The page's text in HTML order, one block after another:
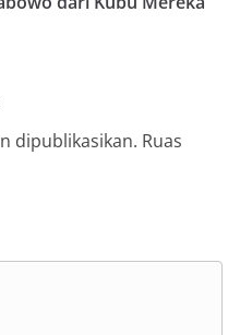
dipublikasikan. Ruas